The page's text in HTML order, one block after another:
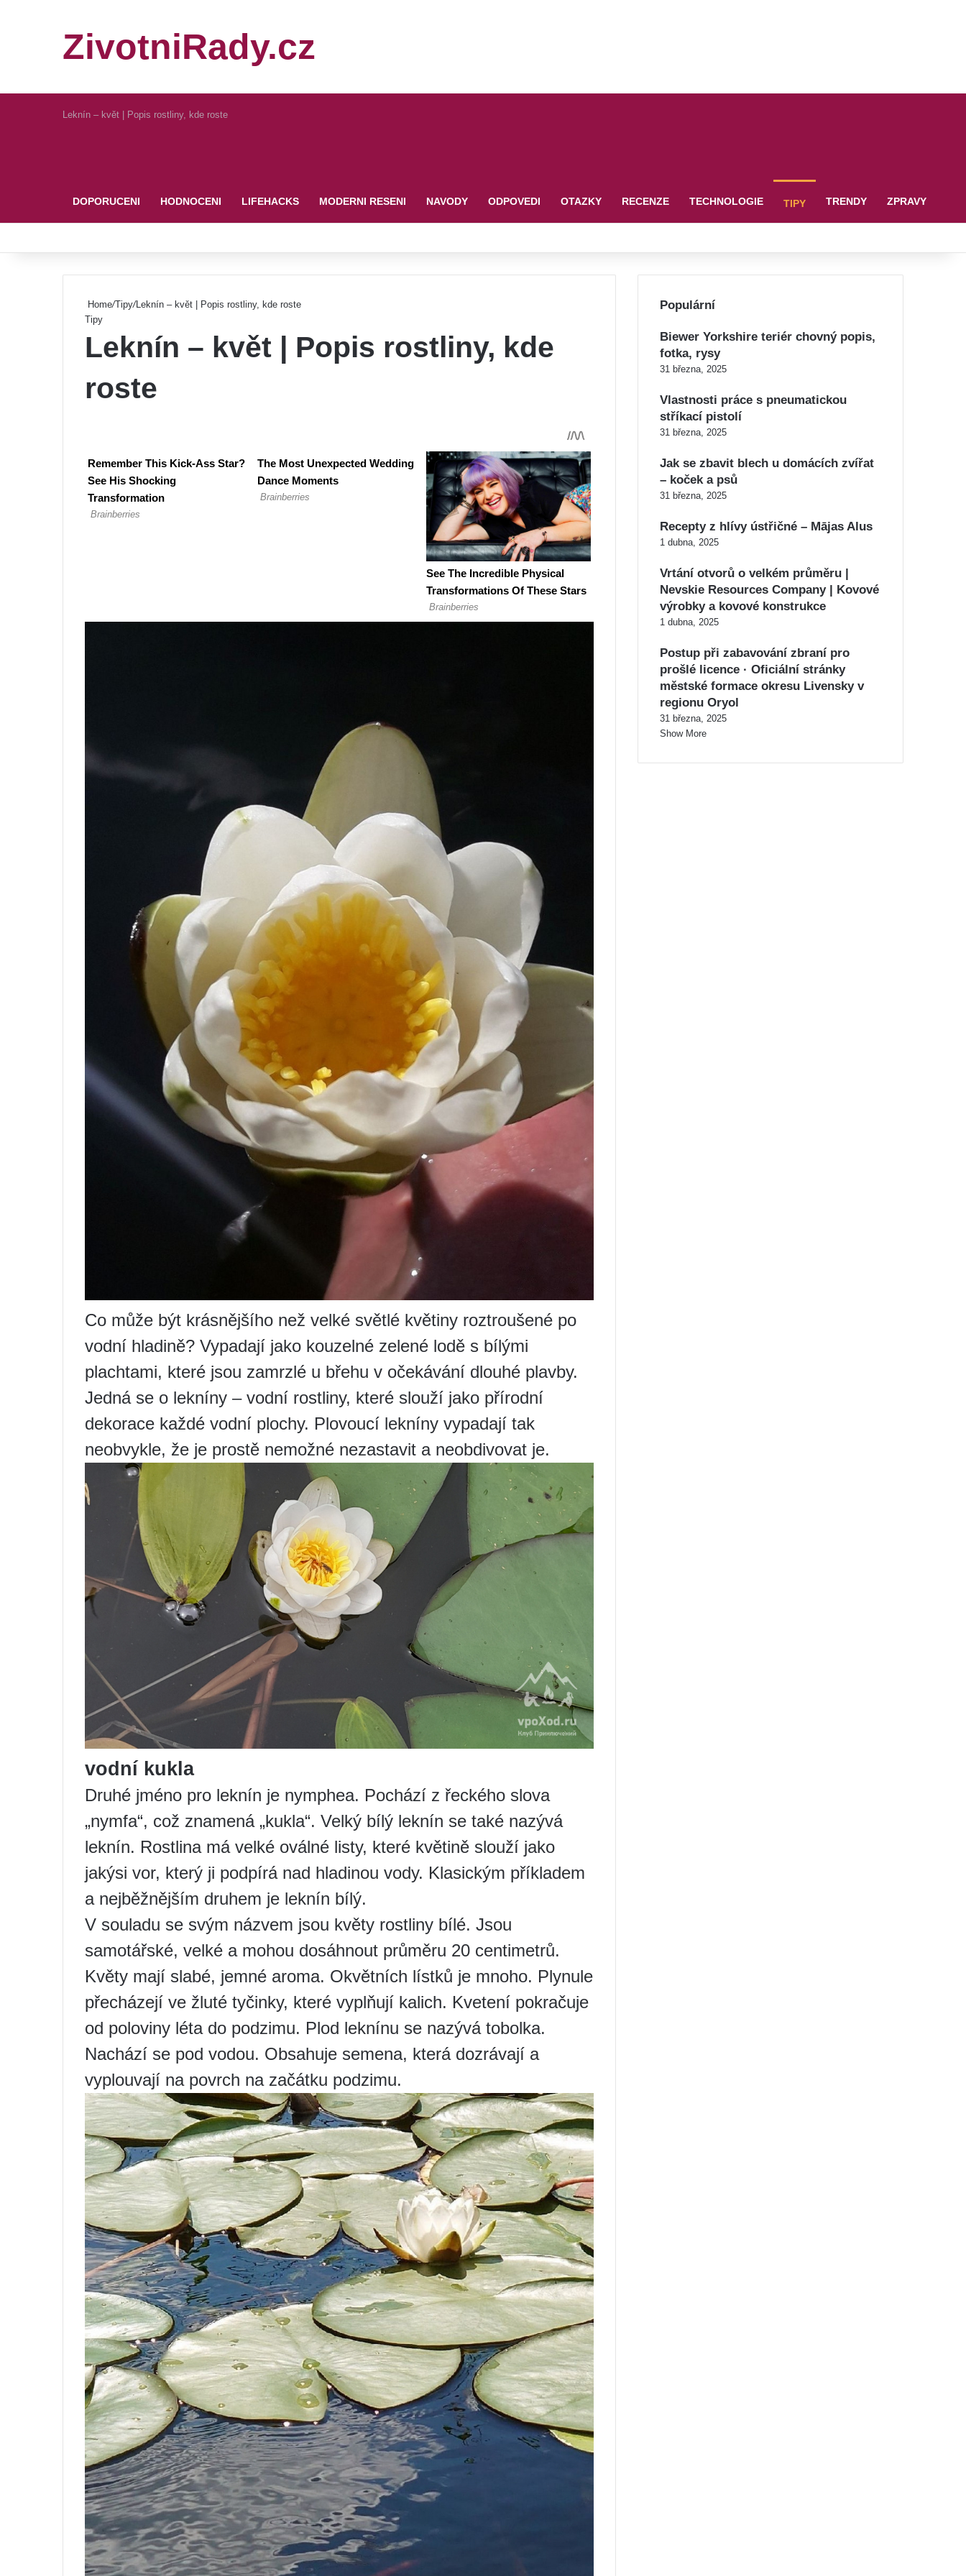
ZivotniRady.cz
Leknín – květ | Popis rostliny, kde roste
DOPORUCENI HODNOCENI LIFEHACKS MODERNI RESENI NAVODY ODPOVEDI OTAZKY RECENZE TECHNOLOGIE TIPY TRENDY ZPRAVY
Home/Tipy/Leknín – květ | Popis rostliny, kde roste
Tipy
Leknín – květ | Popis rostliny, kde
roste
Co může být krásnějšího než velké světlé květiny roztroušené po
vodní hladině? Vypadají jako kouzelné zelené lodě s bílými
plachtami, které jsou zamrzlé u břehu v očekávání dlouhé plavby.
Jedná se o lekníny – vodní rostliny, které slouží jako přírodní
dekorace každé vodní plochy. Plovoucí lekníny vypadají tak
neobvykle, že je prostě nemožné nezastavit a neobdivovat je.
vodní kukla
Druhé jméno pro leknín je nymphea. Pochází z řeckého slova
„nymfa“, což znamená „kukla“. Velký bílý leknín se také nazývá
leknín. Rostlina má velké oválné listy, které květině slouží jako
jakýsi vor, který ji podpírá nad hladinou vody. Klasickým příkladem
a nejběžnějším druhem je leknín bílý.
V souladu se svým názvem jsou květy rostliny bílé. Jsou
samotářské, velké a mohou dosáhnout průměru 20 centimetrů.
Květy mají slabé, jemné aroma. Okvětních lístků je mnoho. Plynule
přecházejí ve žluté tyčinky, které vyplňují kalich. Kvetení pokračuje
od poloviny léta do podzimu. Plod leknínu se nazývá tobolka.
Nachází se pod vodou. Obsahuje semena, která dozrávají a
vyplouvají na povrch na začátku podzimu.
Populární
Biewer Yorkshire teriér chovný popis,
fotka, rysy
31 března, 2025
Vlastnosti práce s pneumatickou
stříkací pistolí
31 března, 2025
Jak se zbavit blech u domácích zvířat
– koček a psů
31 března, 2025
Recepty z hlívy ústřičné – Mājas Alus
1 dubna, 2025
Vrtání otvorů o velkém průměru |
Nevskie Resources Company | Kovové
výrobky a kovové konstrukce
1 dubna, 2025
Postup při zabavování zbraní pro
prošlé licence · Oficiální stránky
městské formace okresu Livensky v
regionu Oryol
31 března, 2025
Show More